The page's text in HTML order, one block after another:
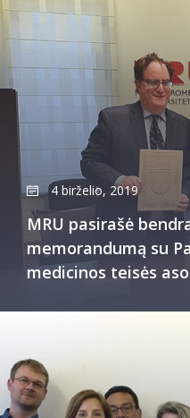
4 birželio, 2019
MRU pasirašė
memorandumą su
medicinos teisės